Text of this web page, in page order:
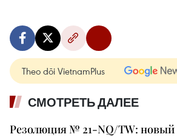
Theo dõi VietnamPlus
СМОТРЕТЬ ДАЛЕЕ
Резолюция № 21-NQ/TW: новый